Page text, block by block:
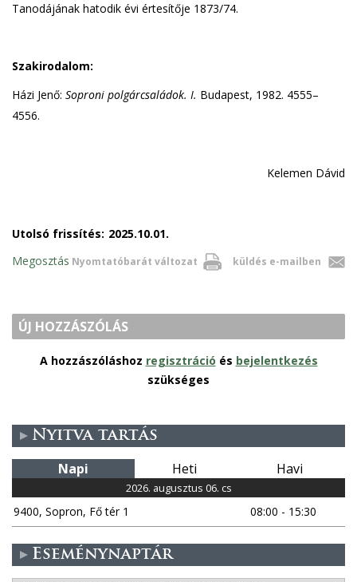
Tanodájának hatodik évi értesítője 1873/74.
Szakirodalom:
Házi Jenő: Soproni polgárcsaládok. I. Budapest, 1982. 4555–
4556.
Kelemen Dávid
Utolsó frissítés: 2025.10.01.
Nyomtatóbarát változat küldés e-mailben
Megosztás
ÚJ HOZZÁSZÓLÁS
A hozzászóláshoz regisztráció és bejelentkezés
szükséges
Nyitva tartás
Napi Heti Havi
2026. augusztus 06. cs
9400, Sopron, Fő tér 1 08:00 - 15:30
Eseménynaptár